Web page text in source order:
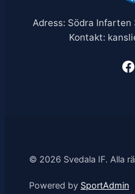
Adress: Södra
Kontakt:
© 2026 Svedala IF. Alla
Powered by SportAdmin